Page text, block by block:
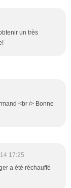
un très
<br /> Bonne
17:25
a été réchauffé